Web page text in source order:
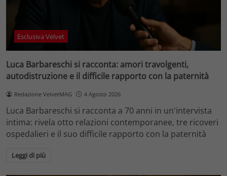
Esclusiva Velvet
Luca Barbareschi si racconta: amori travolgenti,
autodistruzione e il difficile rapporto con la paternità
Redazione VelvetMAG 4 Agosto 2026
Luca Barbareschi si racconta a 70 anni in un'intervista
intima: rivela otto relazioni contemporanee, tre ricoveri
ospedalieri e il suo difficile rapporto con la paternità
Leggi di più